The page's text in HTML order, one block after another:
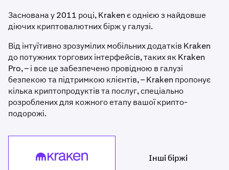
Заснована у 2011 році, Kraken є однією з найдовше
діючих криптовалютних бірж у галузі.
Від інтуїтивно зрозумілих мобільних додатків Kraken
до потужних торгових інтерфейсів, таких як Kraken
Pro, – і все це забезпечено провідною в галузі
безпекою та підтримкою клієнтів, – Kraken пропонує
кілька криптопродуктів та послуг, спеціально
розроблених для кожного етапу вашої крипто-
подорожі.
Kraken Інші біржіOther exchanges